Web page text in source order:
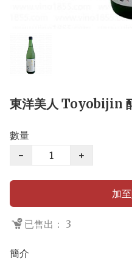
東洋美人 Toyobijin
數量
−
+
加
已售出： 3
簡介